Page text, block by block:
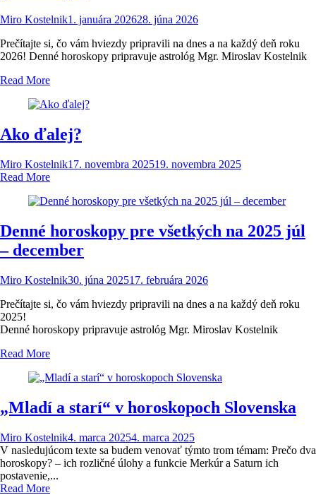
Miro Kostelnik1. januára 202628. júna 2026
Prečítajte si, čo vám hviezdy pripravili na dnes a na každý deň roku
2026! Denné horoskopy pripravuje astrológ Mgr. Miroslav Kostelnik
Read More
Ako ďalej?
Miro Kostelnik17. novembra 202519. novembra 2025
Read More
Denné horoskopy pre všetkých na 2025 júl
– december
Miro Kostelnik30. júna 202517. februára 2026
Prečítajte si, čo vám hviezdy pripravili na dnes a na každý deň roku
2025!
Denné horoskopy pripravuje astrológ Mgr. Miroslav Kostelnik
Read More
„Mladí a starí“ v horoskopoch Slovenska
Miro Kostelnik4. marca 20254. marca 2025
V nasledujúcom texte sa budem venovať týmto trom témam: Prečo dva
horoskopy? – ich rozličné úlohy a funkcie Merkúr a Saturn ich
postavenie,...
Read More